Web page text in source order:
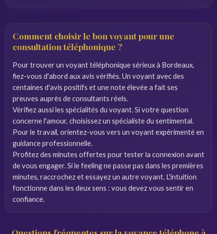
Comment choisir le bon voyant pour une
consultation téléphonique ?
Pour trouver un voyant téléphonique sérieux à Bordeaux,
fiez-vous d'abord aux avis vérifiés. Un voyant avec des
centaines d'avis positifs et une note élevée a fait ses
preuves auprès de consultants réels.
Vérifiez aussi les spécialités du voyant. Si votre question
concerne l'amour, choisissez un spécialiste du sentimental.
Pour le travail, orientez-vous vers un voyant expérimenté en
guidance professionnelle.
Profitez des minutes offertes pour tester la connexion avant
de vous engager. Si le feeling ne passe pas dans les premières
minutes, raccrochez et essayez un autre voyant. L'intuition
fonctionne dans les deux sens : vous devez vous sentir en
confiance.